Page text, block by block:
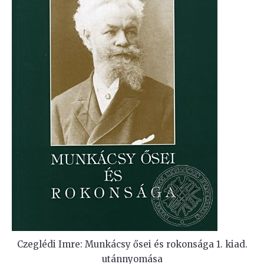
Czeglédi Imre: Munkácsy ősei és rokonsága 1. kiad.
utánnyomása